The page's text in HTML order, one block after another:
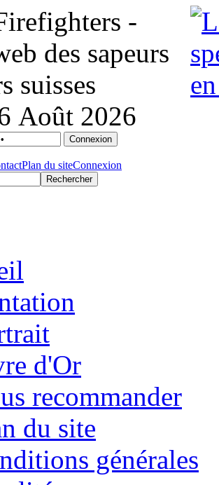
Août 2026
Plan du siteConnexion
d'Or
recommander
du site
générales